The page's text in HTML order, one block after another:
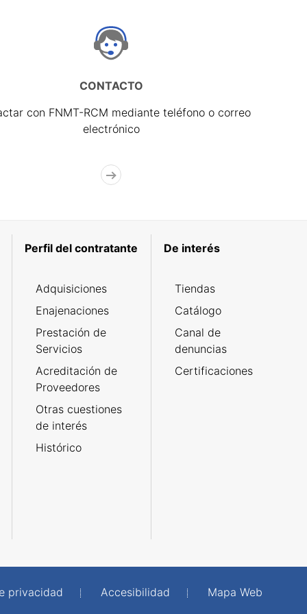
CONTACTO
con FNMT-RCM mediante teléfono o correo
electrónico
Perfil del contratante
Adquisiciones
Enajenaciones
Prestación de
Servicios
Acreditación de
Proveedores
Otras cuestiones
de interés
Histórico
De interés
Tiendas
Catálogo
Canal de
denuncias
Certificaciones
privacidad Accesibilidad
Mapa Web